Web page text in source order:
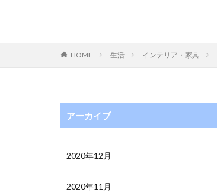
HOME 生活 インテリア・家具
アーカイブ
2020年12月
2020年11月